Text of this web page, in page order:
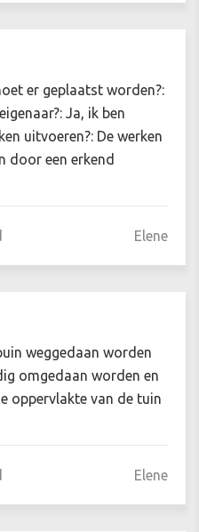
er geplaatst worden?:
Ja, ik ben
uitvoeren?: De werken
door een erkend
Elene
weggedaan worden
omgedaan worden en
oppervlakte van de tuin
Elene